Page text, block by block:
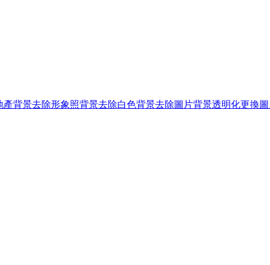
產背景去除形象照背景去除白色背景去除圖片背景透明化更換